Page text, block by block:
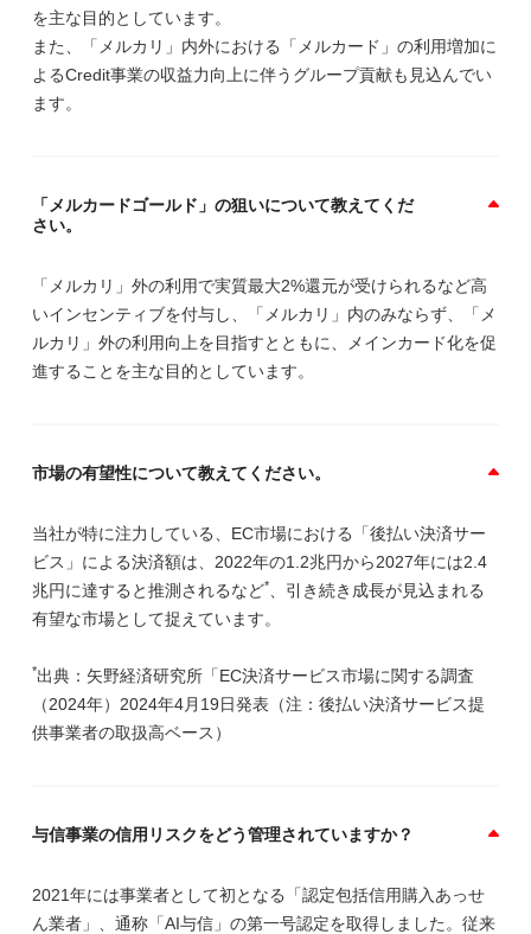
を主な目的としています。
また、「メルカリ」内外における「メルカード」の利用増加に
よるCredit事業の収益力向上に伴うグループ貢献も見込んでい
ます。
「メルカードゴールド」の狙いについて教えてくだ
さい。
「メルカリ」外の利用で実質最大2%還元が受けられるなど高
いインセンティブを付与し、「メルカリ」内のみならず、「メ
ルカリ」外の利用向上を目指すとともに、メインカード化を促
進することを主な目的としています。
市場の有望性について教えてください。
当社が特に注力している、EC市場における「後払い決済サー
ビス」による決済額は、2022年の1.2兆円から2027年には2.4
兆円に達すると推測されるなど*
、引き続き成長が見込まれる
有望な市場として捉えています。
*出典：矢野経済研究所「EC決済サービス市場に関する調査
（2024年）2024年4月19日発表（注：後払い決済サービス提
供事業者の取扱高ベース）
与信事業の信用リスクをどう管理されていますか？
2021年には事業者として初となる「認定包括信用購入あっせ
ん業者」、通称「AI与信」の第一号認定を取得しました。従来